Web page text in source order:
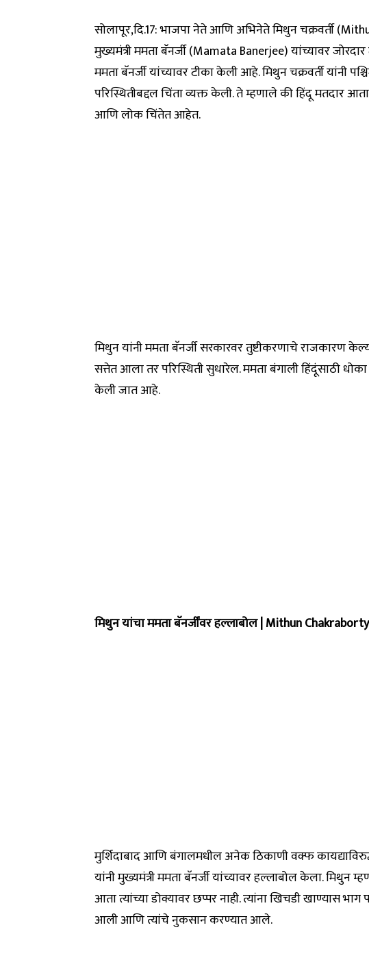
सोलापूर,दि.17: भाजपा नेते आणि अभिनेते मिथुन चक्रवर्ती
मुख्यमंत्री ममता बॅनर्जी (Mamata Banerjee) यांच्यावर
ममता बॅनर्जी यांच्यावर टीका केली आहे. मिथुन चक्रवर्ती यांनी
परिस्थितीबद्दल चिंता व्यक्त केली. ते म्हणाले की हिंदू मतदार
आणि लोक चिंतेत आहेत.
मिथुन यांनी ममता बॅनर्जी सरकारवर तुष्टीकरणाचे राजकारण
सत्तेत आला तर परिस्थिती सुधारेल. ममता बंगाली हिंदूंसाठी
केली जात आहे.
मिथुन यांचा ममता बॅनर्जींवर हल्लाबोल | Mithun
मुर्शिदाबाद आणि बंगालमधील अनेक ठिकाणी वक्फ
यांनी मुख्यमंत्री ममता बॅनर्जी यांच्यावर हल्लाबोल केला. मिथुन
आता त्यांच्या डोक्यावर छप्पर नाही. त्यांना खिचडी खाण्यास
आली आणि त्यांचे नुकसान करण्यात आले.